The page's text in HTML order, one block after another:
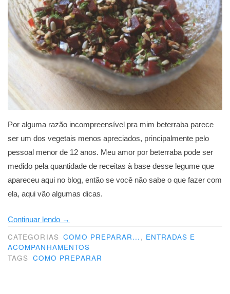
Por alguma razão incompreensível pra mim beterraba parece
ser um dos vegetais menos apreciados, principalmente pelo
pessoal menor de 12 anos. Meu amor por beterraba pode ser
medido pela quantidade de receitas à base desse legume que
apareceu aqui no blog, então se você não sabe o que fazer com
ela, aqui vão algumas dicas.
Continuar lendo “Como
preparar
beterraba”
→
CATEGORIAS COMO PREPARAR... , ENTRADAS E
ACOMPANHAMENTOS
TAGS COMO PREPARAR